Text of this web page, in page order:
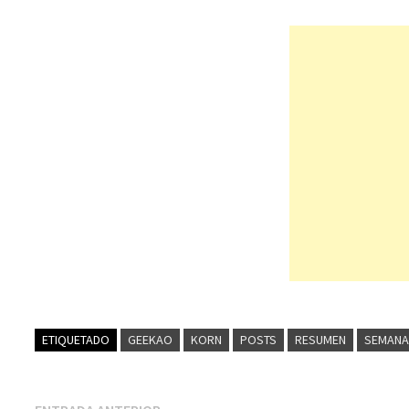
ETIQUETADO GEEKAO KORN POSTS RESUMEN